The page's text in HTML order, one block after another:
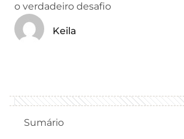
o verdadeiro desafio
Keila
Sumário